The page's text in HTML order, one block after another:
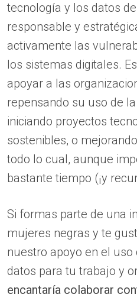
tecnología y los datos
responsable y
activamente las
los sistemas digitales.
apoyar a las
repensando su uso de
iniciando proyectos
sostenibles, o
todo lo cual, aunque
bastante tiempo (¡y
Si formas parte de una
mujeres negras y te
nuestro apoyo en el
datos para tu trabajo y
encantaría colaborar